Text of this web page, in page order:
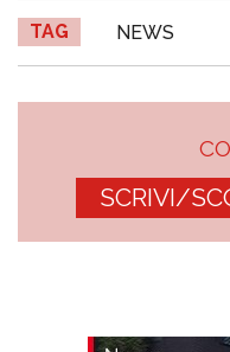
TAG NEWS
SCRIVI/